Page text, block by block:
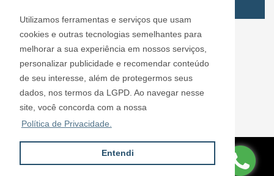
Utilizamos ferramentas e serviços que usam
cookies e outras tecnologias semelhantes para
melhorar a sua experiência em nossos serviços,
personalizar publicidade e recomendar conteúdo
de seu interesse, além de protegermos seus
dados, nos termos da LGPD. Ao navegar nesse
site, você concorda com a nossa
Política de Privacidade.
Entendi
CRECI: 72.304
Informações de Contato
Kayatt Imóveis - 72.304
contato@kayattimoveis.com.br
+55 (11) 99200-6432
ImóvelOffice© - Todos os direitos reservados